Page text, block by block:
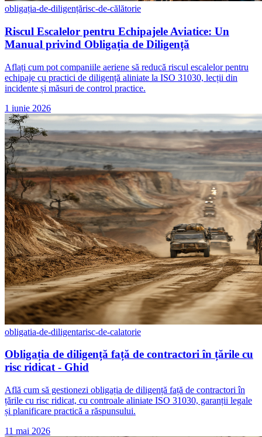
obligația-de-diligențărisc-de-călătorie
Riscul Escalelor pentru Echipajele Aviatice: Un
Manual privind Obligația de Diligență
Aflați cum pot companiile aeriene să reducă riscul escalelor pentru
echipaje cu practici de diligență aliniate la ISO 31030, lecții din
incidente și măsuri de control practice.
1 iunie 2026
obligatia-de-diligentarisc-de-calatorie
Obligația de diligență față de contractori în țările cu
risc ridicat - Ghid
Află cum să gestionezi obligația de diligență față de contractori în
țările cu risc ridicat, cu controale aliniate ISO 31030, garanții legale
și planificare practică a răspunsului.
11 mai 2026